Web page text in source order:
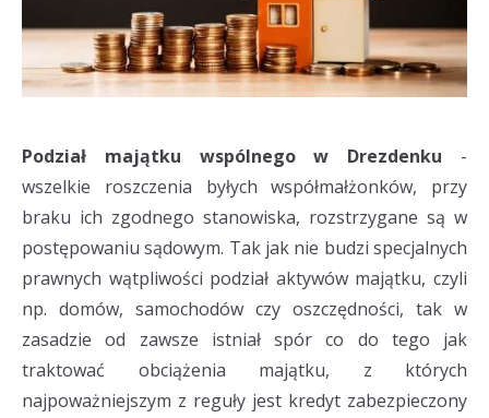
Podział majątku wspólnego w Drezdenku -
wszelkie roszczenia byłych współmałżonków, przy
braku ich zgodnego stanowiska, rozstrzygane są w
postępowaniu sądowym. Tak jak nie budzi specjalnych
prawnych wątpliwości podział aktywów majątku, czyli
np. domów, samochodów czy oszczędności, tak w
zasadzie od zawsze istniał spór co do tego jak
traktować obciążenia majątku, z których
najpoważniejszym z reguły jest kredyt zabezpieczony